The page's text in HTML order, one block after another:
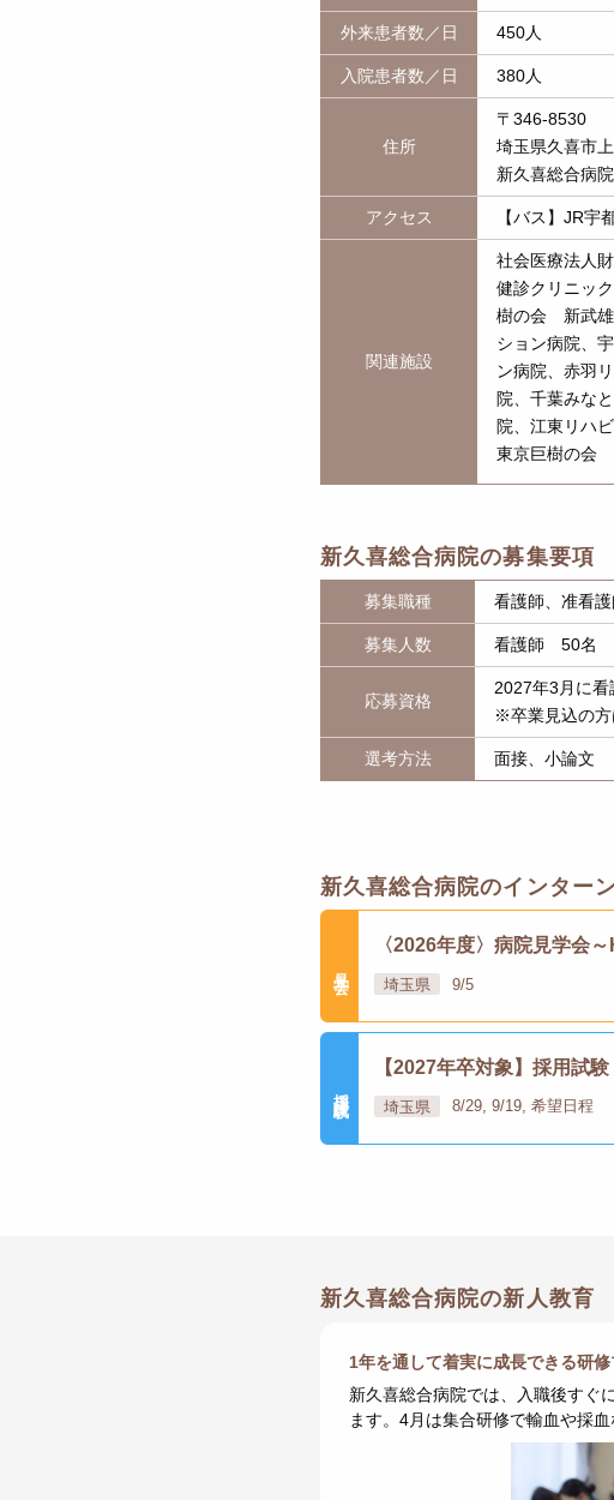
外来患者数／日 450人
入院患者数／日 380人
住所
〒346-8530
埼玉県久喜市
新久喜総合病院
アクセス 【バス】JR
関連施設
社会医療法人
健診クリニッ
樹の会 新武雄
ション病院、
ン病院、赤羽
院、千葉みな
院、江東リハ
東京巨樹の会
新久喜総合病院の募集要項
募集職種 看護師、准看護
募集人数 看護師 50名
応募資格
2027年3月に
※卒業見込の方
選考方法 面接、小論文
新久喜総合病院のインター
〈2026年度〉病院見学会
埼玉県 9/5
【2027年卒対象】採用試験
埼玉県 8/29, 9/19, 希望日程
新久喜総合病院の新人教育
1年を通して着実に成長できる研
新久喜総合病院では、入職後すぐ
ます。4月は集合研修で輸血や採